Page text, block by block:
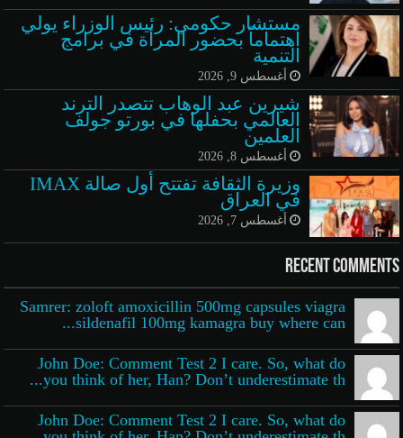
مستشار حكومي: رئيس الوزراء يولي
اهتماماً بحضور المرأة في برامج
التنمية
أغسطس 9, 2026
شيرين عبد الوهاب تتصدر الترند
العالمي بحفلها في بورتو جولف
العلمين
أغسطس 8, 2026
وزيرة الثقافة تفتتح أول صالة IMAX
في العراق
أغسطس 7, 2026
Recent Comments
Samrer: zoloft amoxicillin 500mg capsules viagra
sildenafil 100mg kamagra buy where can...
John Doe: Comment Test 2 I care. So, what do
you think of her, Han? Don’t underestimate th...
John Doe: Comment Test 2 I care. So, what do